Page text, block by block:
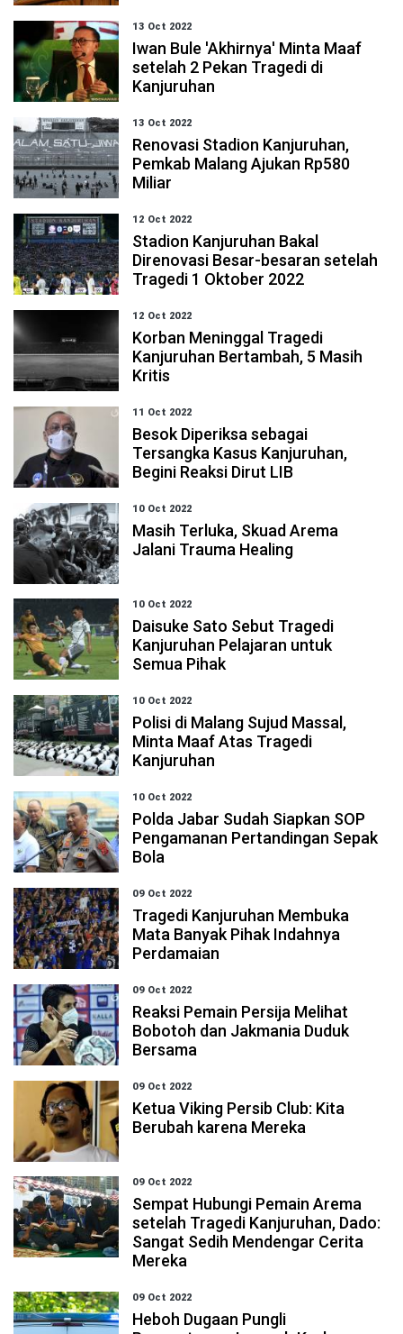
13 Oct 2022
Iwan Bule 'Akhirnya' Minta Maaf
setelah 2 Pekan Tragedi di
Kanjuruhan
13 Oct 2022
Renovasi Stadion Kanjuruhan,
Pemkab Malang Ajukan Rp580
Miliar
12 Oct 2022
Stadion Kanjuruhan Bakal
Direnovasi Besar-besaran setelah
Tragedi 1 Oktober 2022
12 Oct 2022
Korban Meninggal Tragedi
Kanjuruhan Bertambah, 5 Masih
Kritis
11 Oct 2022
Besok Diperiksa sebagai
Tersangka Kasus Kanjuruhan,
Begini Reaksi Dirut LIB
10 Oct 2022
Masih Terluka, Skuad Arema
Jalani Trauma Healing
10 Oct 2022
Daisuke Sato Sebut Tragedi
Kanjuruhan Pelajaran untuk
Semua Pihak
10 Oct 2022
Polisi di Malang Sujud Massal,
Minta Maaf Atas Tragedi
Kanjuruhan
10 Oct 2022
Polda Jabar Sudah Siapkan SOP
Pengamanan Pertandingan Sepak
Bola
09 Oct 2022
Tragedi Kanjuruhan Membuka
Mata Banyak Pihak Indahnya
Perdamaian
09 Oct 2022
Reaksi Pemain Persija Melihat
Bobotoh dan Jakmania Duduk
Bersama
09 Oct 2022
Ketua Viking Persib Club: Kita
Berubah karena Mereka
09 Oct 2022
Sempat Hubungi Pemain Arema
setelah Tragedi Kanjuruhan, Dado:
Sangat Sedih Mendengar Cerita
Mereka
09 Oct 2022
Heboh Dugaan Pungli